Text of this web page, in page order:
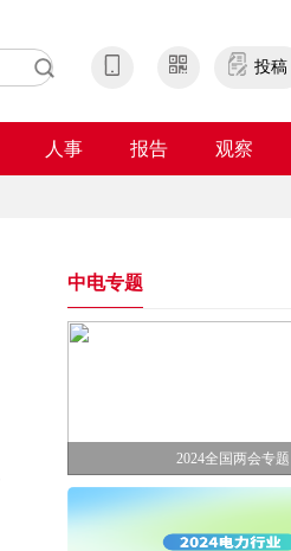
投稿
人事 报告 观察
中电专题
2024全国两会专题